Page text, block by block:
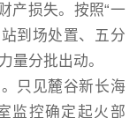
产损失。按照“一
到场处置、五分
量分批出动。
只见麓谷新长海
监控确定起火部